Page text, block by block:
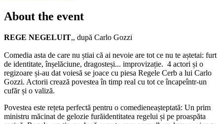
About the event
REGE NEGELUIT,, după Carlo Gozzi
​Comedia asta de care nu știai că ai nevoie are tot ce nu te aștetai: furt
de identitate, înșelăciune, dragosteși... improvizație. 4 actori și o
regizoare și-au dat voiesă se joace cu piesa Regele Cerb a lui Carlo
Gozzi. Actorii crează povestea în timp real cu tot ce încapeîntr-un
cufăr și o valiză.
Povestea este rețeta perfectă pentru o comedieneașteptată: Un prim
ministru măcinat de gelozie furăidentitatea regelui și pe proaspăta